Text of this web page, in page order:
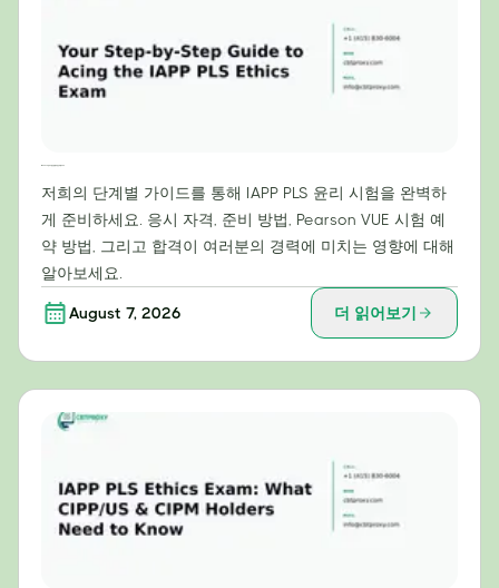
저희의 단계별 가이드를 통해 IAPP PLS 윤리 시험을 완벽하
게 준비하세요. 응시 자격, 준비 방법, Pearson VUE 시험 예
약 방법, 그리고 합격이 여러분의 경력에 미치는 영향에 대해
알아보세요.
August 7, 2026 더 읽어보기